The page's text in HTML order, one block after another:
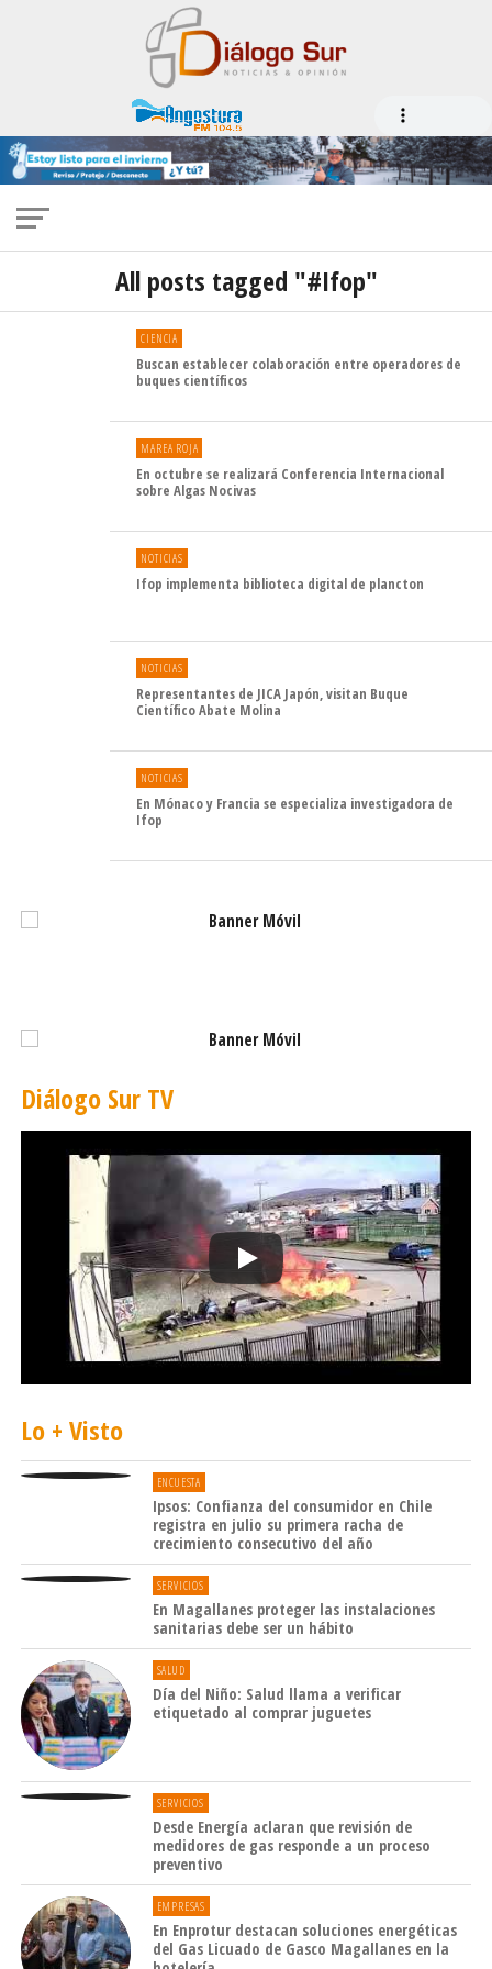
All posts tagged "#Ifop"
CIENCIA
Buscan establecer colaboración entre operadores de
buques científicos
MAREA ROJA
En octubre se realizará Conferencia Internacional
sobre Algas Nocivas
NOTICIAS
Ifop implementa biblioteca digital de plancton
NOTICIAS
Representantes de JICA Japón, visitan Buque
Científico Abate Molina
NOTICIAS
En Mónaco y Francia se especializa investigadora de
Ifop
Diálogo Sur TV
Lo + Visto
ENCUESTA
Ipsos: Confianza del consumidor en Chile
registra en julio su primera racha de
crecimiento consecutivo del año
SERVICIOS
En Magallanes proteger las instalaciones
sanitarias debe ser un hábito
SALUD
Día del Niño: Salud llama a verificar
etiquetado al comprar juguetes
SERVICIOS
Desde Energía aclaran que revisión de
medidores de gas responde a un proceso
preventivo
EMPRESAS
En Enprotur destacan soluciones energéticas
del Gas Licuado de Gasco Magallanes en la